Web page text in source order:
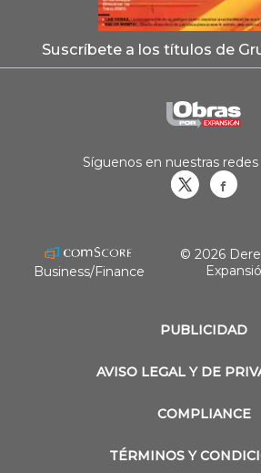
Suscríbete a los títulos de
PUBLICIDAD
AVISO LEGAL Y DE
COMPLIANCE
TÉRMINOS Y
Síguenos en nuestras redes
Business/Finance
© 2026